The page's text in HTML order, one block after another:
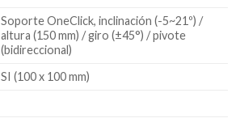
Soporte OneClick, inclinación (-5~21º) /
altura (150 mm) / giro (±45°) / pivote
(bidireccional)
SI (100 x 100 mm)